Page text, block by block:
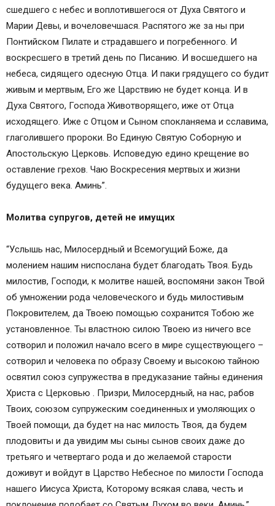
сшедшего с небес и воплотившегося от Духа Святого и
Марии Девы, и вочеловечшася. Распятого же за ны при
Понтийском Пилате и страдавшего и погребенного. И
воскресшего в третий день по Писанию. И восшедшего на
небеса, сидящего одесную Отца. И паки грядущего со будит
живым и мертвым, Его же Царствию не будет конца. И в
Духа Святого, Господа Животворящего, иже от Отца
исходящего. Иже с Отцом и Сыном спокланяема и сславима,
глаголившего пророки. Во Единую Святую Соборную и
Апостольскую Церковь. Исповедую едино крещение во
оставление грехов. Чаю Воскресения мертвых и жизни
будущего века. Аминь”.
Молитва супругов, детей не имущих
“Услышь нас, Милосердный и Всемогущий Боже, да
молением нашим ниспослана будет благодать Твоя. Будь
милостив, Господи, к молитве нашей, воспомяни закон Твой
об умножении рода человеческого и будь милостивым
Покровителем, да Твоею помощью сохранится Тобою же
установленное. Ты властною силою Твоею из ничего все
сотворил и положил начало всего в мире существующего –
сотворил и человека по образу Своему и высокою тайною
освятил союз супружества в предуказание тайны единения
Христа с Церковью . Призри, Милосердный, на нас, рабов
Твоих, союзом супружеским соединенных и умоляющих о
Твоей помощи, да будет на нас милость Твоя, да будем
плодовиты и да увидим мы сыны сынов своих даже до
третьяго и четвертаго рода и до желаемой старости
доживут и войдут в Царство Небесное по милости Господа
нашего Иисуса Христа, Которому всякая слава, честь и